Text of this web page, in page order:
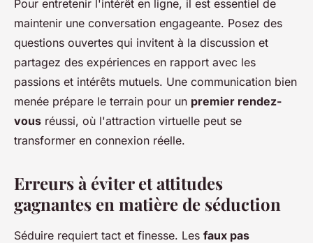
Pour entretenir l'intérêt en ligne, il est essentiel de
maintenir une conversation engageante. Posez des
questions ouvertes qui invitent à la discussion et
partagez des expériences en rapport avec les
passions et intérêts mutuels. Une communication bien
menée prépare le terrain pour un premier rendez-
vous réussi, où l'attraction virtuelle peut se
transformer en connexion réelle.
Erreurs à éviter et attitudes
gagnantes en matière de séduction
Séduire requiert tact et finesse. Les faux pas